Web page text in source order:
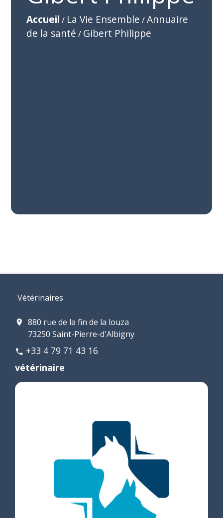
Accueil / La Vie Ensemble /Annuaire
de la santé / Gibert Philippe
Vétérinaires
location_on
880 rue de la fin de la louza
73250 Saint-Pierre-d'Albigny
phone +33 4 79 71 43 16
vétérinaire